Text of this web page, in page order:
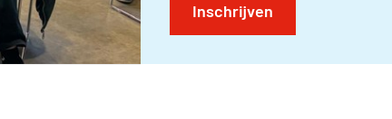
Inschrijven